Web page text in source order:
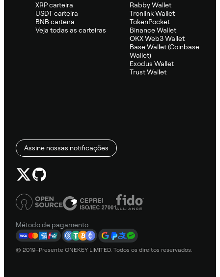
XRP carteira
USDT carteira
BNB carteira
Veja todas as carteiras
Rabby Wallet
Tronlink Wallet
TokenPocket
Binance Wallet
OKX Web3 Wallet
Base Wallet (Coinbase
Wallet)
Exodus Wallet
Trust Wallet
Assine nossas notificações
Método de pagamento
© 2019–Presente ONEKEY LIMITED. Todos os direitos reservados.